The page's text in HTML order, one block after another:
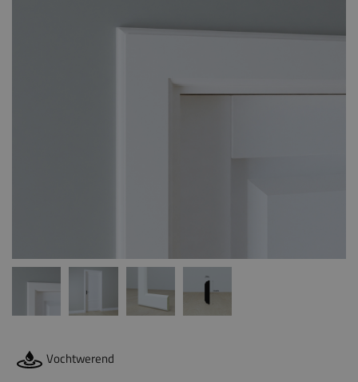
Vochtwerend